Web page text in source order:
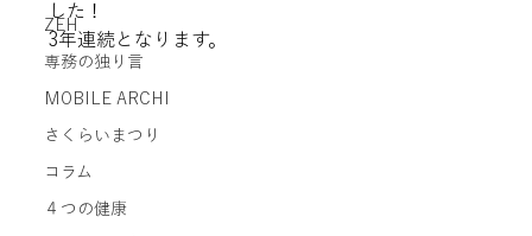
ZEH
専務の独り言
MOBILE ARCHI
さくらいまつり
コラム
４つの健康
した！
3年連続となります。